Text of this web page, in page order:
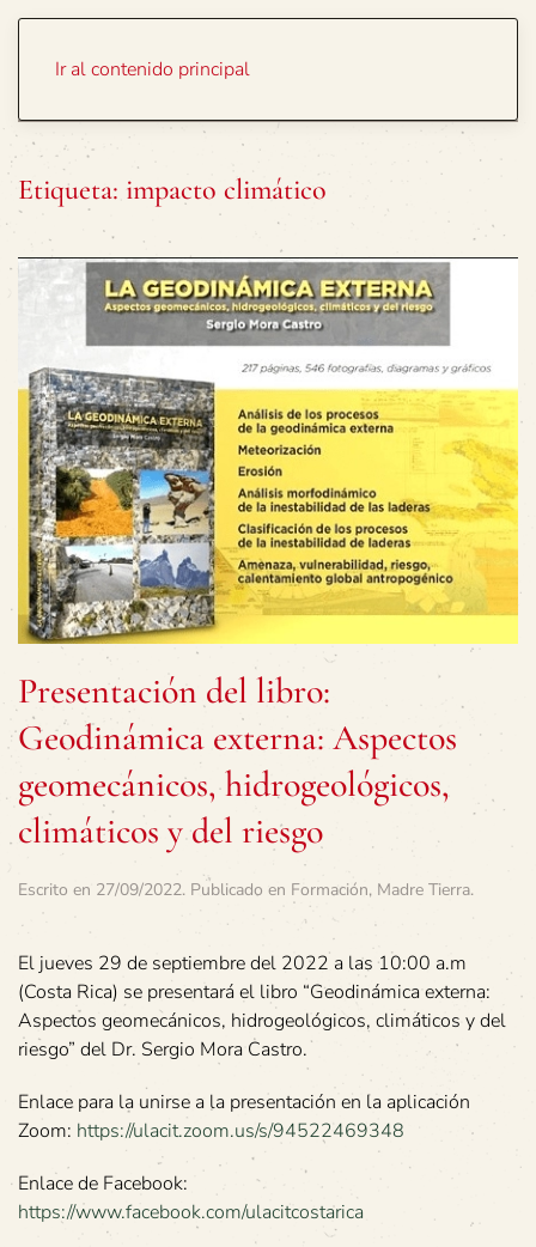
Ir al contenido principal
Etiqueta: impacto climático
Presentación del libro:
Geodinámica externa: Aspectos
geomecánicos, hidrogeológicos,
climáticos y del riesgo
Escrito en 27/09/2022. Publicado en Formación, Madre Tierra.
El jueves 29 de septiembre del 2022 a las 10:00 a.m
(Costa Rica) se presentará el libro “Geodinámica externa:
Aspectos geomecánicos, hidrogeológicos, climáticos y del
riesgo” del Dr. Sergio Mora Castro.
Enlace para la unirse a la presentación en la aplicación
Zoom: https://ulacit.zoom.us/s/94522469348
Enlace de Facebook:
https://www.facebook.com/ulacitcostarica